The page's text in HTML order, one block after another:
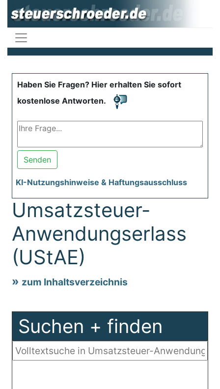
Haben Sie Fragen? Hier erhalten Sie sofort
kostenlose Antworten.
Senden
KI-Nutzungshinweise & Haftungsausschluss
Umsatzsteuer-
Anwendungserlass
(UStAE)
zum Inhaltsverzeichnis
Suchen + finden